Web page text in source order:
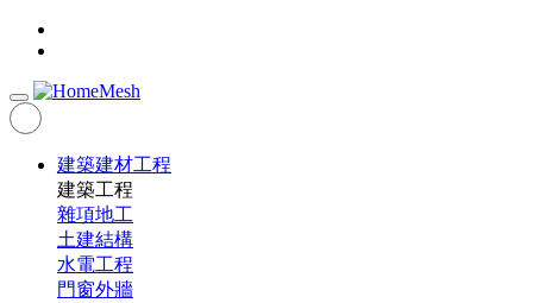
建築建材工程
建築工程
雜項地工
土建結構
水電工程
門窗外牆